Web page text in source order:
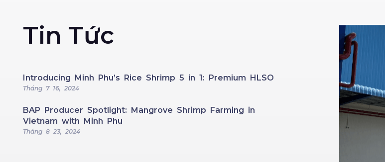
Tin Tức
Introducing Minh Phu’s Rice Shrimp 5 in 1: Premium HLSO
Tháng 7 16, 2024
BAP Producer Spotlight: Mangrove Shrimp Farming in
Vietnam with Minh Phu
Tháng 8 23, 2024